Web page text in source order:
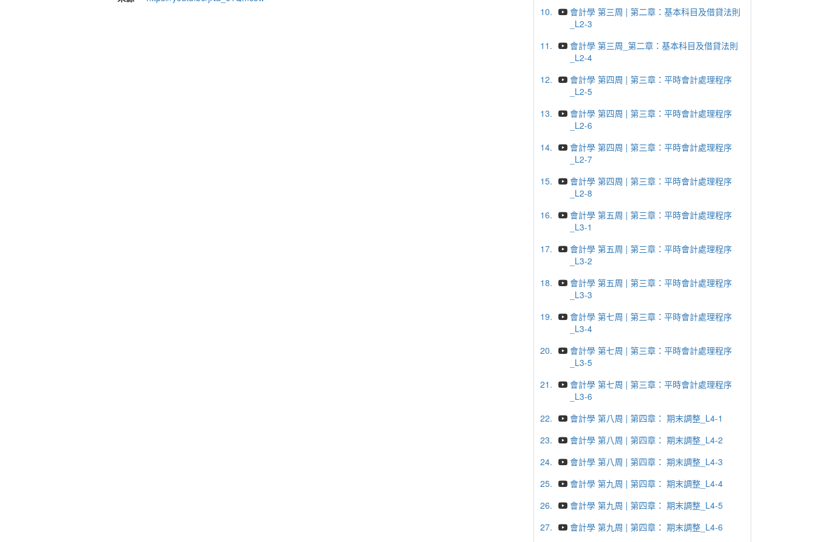
10.
會計學 第三周 | 第二章：基本科目及借貸法則
_L2-3
11.
會計學 第三周_第二章：基本科目及借貸法則
_L2-4
12.
會計學 第四周 | 第三章：平時會計處理程序
_L2-5
13.
會計學 第四周 | 第三章：平時會計處理程序
_L2-6
14.
會計學 第四周 | 第三章：平時會計處理程序
_L2-7
15.
會計學 第四周 | 第三章：平時會計處理程序
_L2-8
16.
會計學 第五周 | 第三章：平時會計處理程序
_L3-1
17.
會計學 第五周 | 第三章：平時會計處理程序
_L3-2
18.
會計學 第五周 | 第三章：平時會計處理程序
_L3-3
19.
會計學 第七周 | 第三章：平時會計處理程序
_L3-4
20.
會計學 第七周 | 第三章：平時會計處理程序
_L3-5
21.
會計學 第七周 | 第三章：平時會計處理程序
_L3-6
22.
會計學 第八周 | 第四章： 期末調整_L4-1
23.
會計學 第八周 | 第四章： 期末調整_L4-2
24.
會計學 第八周 | 第四章： 期末調整_L4-3
25.
會計學 第九周 | 第四章： 期末調整_L4-4
26.
會計學 第九周 | 第四章： 期末調整_L4-5
27.
會計學 第九周 | 第四章： 期末調整_L4-6